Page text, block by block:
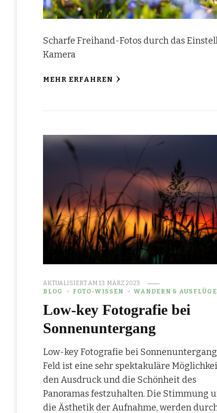
Scharfe Freihand-Fotos durch das
Kamera
MEHR ERFAHREN
AKTUALISIERT AM13. MÄRZ 2023
BLOG
FOTO-WISSEN WANDERN & AUSFLÜGE
Low-key Fotografie bei
Sonnenuntergang
Low-key Fotografie bei
Feld ist eine sehr spektakuläre
den Ausdruck und die Schönheit des
Panoramas festzuhalten. Die Stimmung
die Ästhetik der Aufnahme, werden